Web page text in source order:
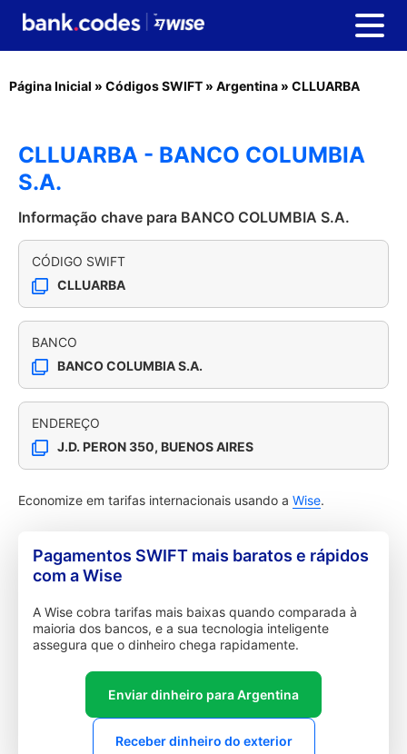
Página Inicial » Códigos SWIFT » Argentina » CLLUARBA
CLLUARBA - BANCO COLUMBIA
S.A.
Informação chave para BANCO COLUMBIA S.A.
CÓDIGO SWIFT
CLLUARBA
BANCO
BANCO COLUMBIA S.A.
ENDEREÇO
J.D. PERON 350, BUENOS AIRES
Economize em tarifas internacionais usando a Wise.
Pagamentos SWIFT mais baratos e rápidos
com a Wise
A Wise cobra tarifas mais baixas quando comparada à
maioria dos bancos, e a sua tecnologia inteligente
assegura que o dinheiro chega rapidamente.
Enviar dinheiro para Argentina
Receber dinheiro do exterior